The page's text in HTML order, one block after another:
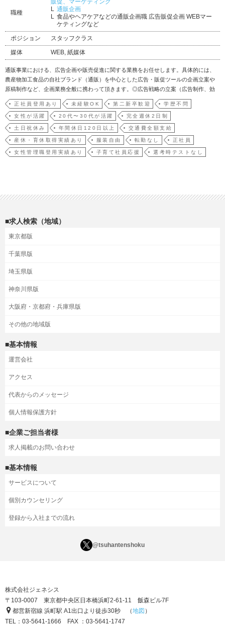
職種
販促、マーケティング
通販企画
食品やヘアケアなどの通販企画職 広告販促企画 WEBマー
ケティングなど
ポジション
スタッフクラス
媒体
WEB, 紙媒体
通販事業における、広告企画や販売促進に関する業務をお任せします。具体的には、
農産物加工食品の自社ブランド（通販）を中心とした広告・販促ツールの企画立案や
原稿制作など、企画業務全般に携わって頂きます。◎広告戦略の立案（広告制作、効
果検証、数字分析）◎販売企画の立案（会員様向けのキャンペーン企画、ＤＭ制作）
◎当社商品の各種ツール作成（商品パンフレット、会員ページの制作）◎会員向けメ
ールマガジン作成◎新…
正社員登用あり 未経験OK 第二新卒歓迎 学歴不問
女性が活躍 20代〜30代が活躍 完全週休2日制
土日祝休み 年間休日120日以上 交通費全額支給
産休・育休取得実績あり 服装自由 転勤なし 正社員
女性管理職登用実績あり 子育て社員応援 選考時テストなし
■求人検索（地域）
東京都版
千葉県版
埼玉県版
神奈川県版
大阪府・京都府・兵庫県版
その他の地域版
■基本情報
運営会社
アクセス
代表からのメッセージ
個人情報保護方針
■企業ご担当者様
求人掲載のお問い合わせ
■基本情報
サービスについて
個別カウンセリング
登録から入社までの流れ
@tsuhantenshoku
株式会社ジェネシス
〒103-0007 東京都中央区日本橋浜町2-61-11 飯森ビル7F
都営新宿線 浜町駅 A1出口より徒歩30秒 （地図 ）
TEL：03-5641-1666 FAX ：03-5641-1747